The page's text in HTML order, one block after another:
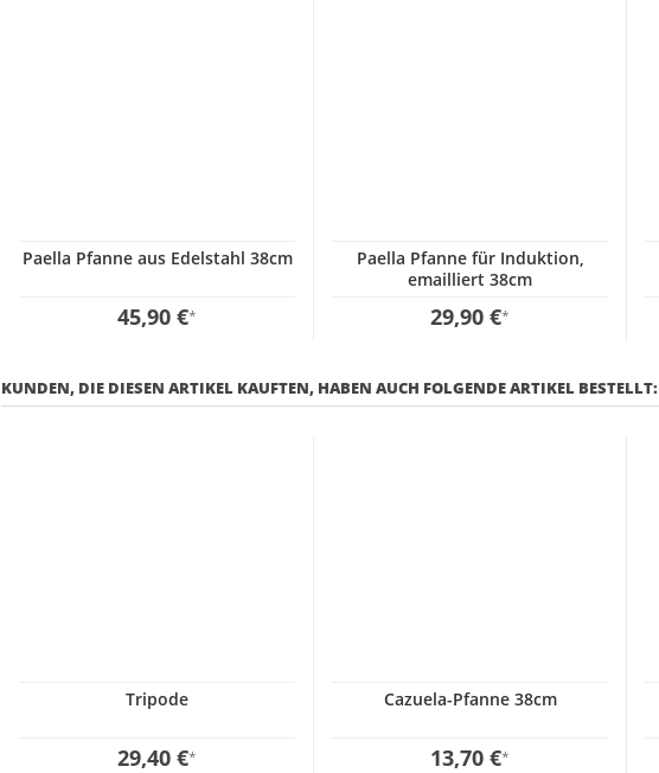
Paella Pfanne aus Edelstahl 38cm
45,90 €*
Paella Pfanne für Induktion,
emailliert 38cm
29,90 €*
KUNDEN, DIE DIESEN ARTIKEL KAUFTEN, HABEN AUCH FOLGENDE ARTIKEL BESTELLT:
Tripode
29,40 €*
Cazuela-Pfanne 38cm
13,70 €*